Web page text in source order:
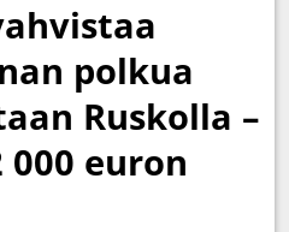
polkua
Ruskolla –
euron